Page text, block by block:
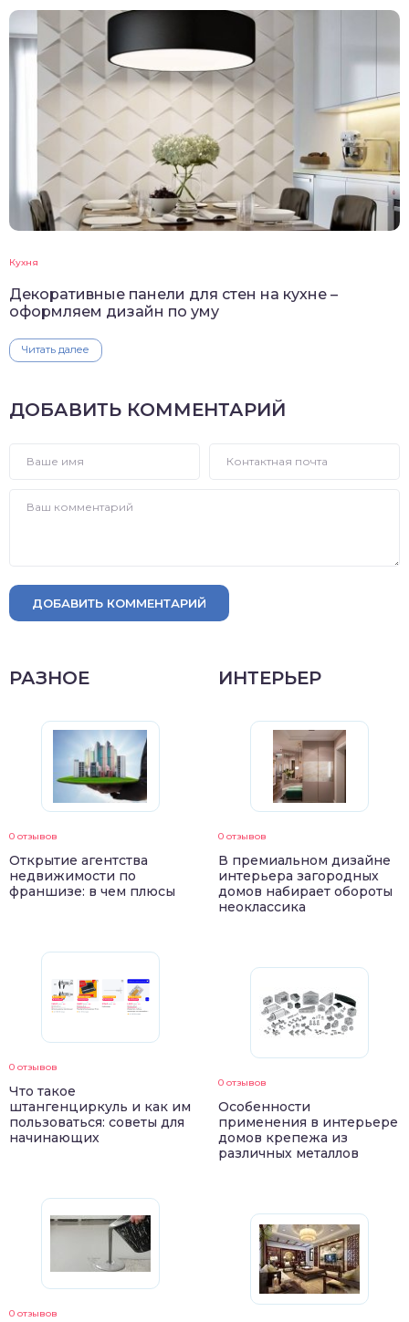
Кухня
Декоративные панели для стен на кухне –
оформляем дизайн по уму
Читать далее
ДОБАВИТЬ КОММЕНТАРИЙ
ДОБАВИТЬ КОММЕНТАРИЙ
РАЗНОЕ
0 отзывов
Открытие агентства
недвижимости по
франшизе: в чем плюсы
0 отзывов
Что такое
штангенциркуль и как им
пользоваться: советы для
начинающих
0 отзывов
ИНТЕРЬЕР
0 отзывов
В премиальном дизайне
интерьера загородных
домов набирает обороты
неоклассика
0 отзывов
Особенности
применения в интерьере
домов крепежа из
различных металлов